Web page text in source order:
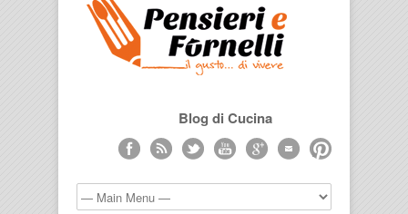
Blog di Cucina